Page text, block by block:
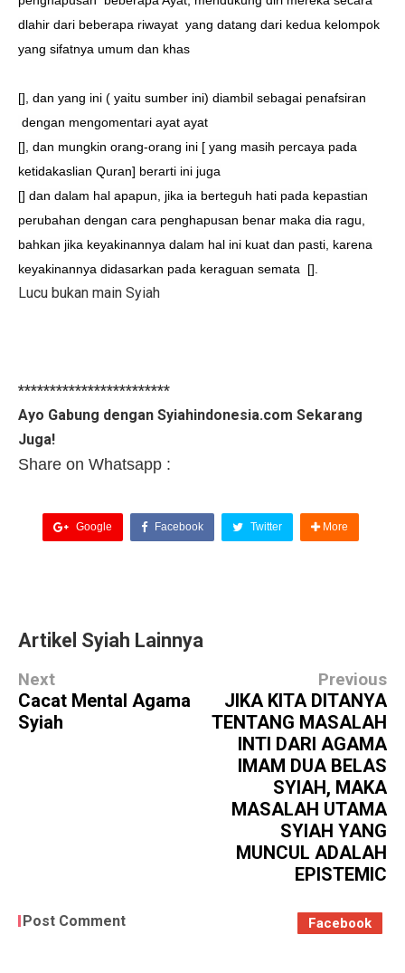
dlahir dari beberapa riwayat yang datang dari kedua kelompok
yang sifatnya umum dan khas
[], dan yang ini ( yaitu sumber ini) diambil sebagai penafsiran
dengan mengomentari ayat ayat
[], dan mungkin orang-orang ini [ yang masih percaya pada
ketidakaslian Quran] berarti ini juga
[] dan dalam hal apapun, jika ia berteguh hati pada kepastian
perubahan dengan cara penghapusan benar maka dia ragu,
bahkan jika keyakinannya dalam hal ini kuat dan pasti, karena
keyakinannya didasarkan pada keraguan semata
[].
Lucu bukan main Syiah
************************
Ayo Gabung dengan Syiahindonesia.com Sekarang
Juga!
Share on Whatsapp :
Google Facebook Twitter More
Artikel Syiah Lainnya
Next
Cacat Mental Agama
Syiah
Previous
JIKA KITA DITANYA
TENTANG MASALAH
INTI DARI AGAMA
IMAM DUA BELAS
SYIAH, MAKA
MASALAH UTAMA
SYIAH YANG
MUNCUL ADALAH
EPISTEMIC
Post Comment Facebook